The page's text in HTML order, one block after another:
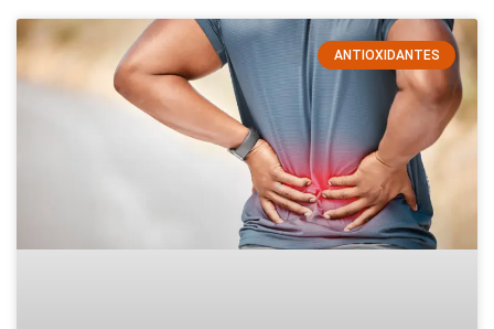
ANTIOXIDANTES